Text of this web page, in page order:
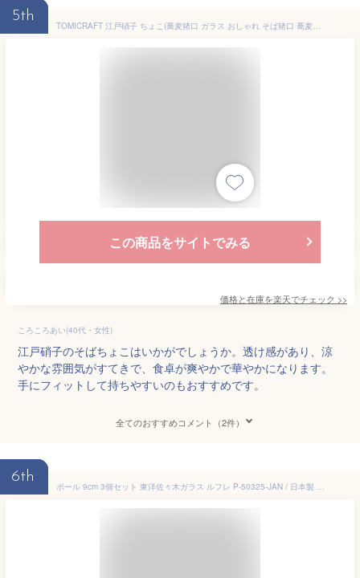
5th
TOMICRAFT 江戸硝子 ちょこ(蕎麦猪口 ガラス おしゃれ そば猪口 蕎麦ちょこ 冷茶 和食器 かわいい ガラスボウル お猪口 おちょこ 食器 夏 そうめん 小鉢 ガラス食器 フリーカップ 日本製)
この商品をサイトでみる
価格と在庫を楽天でチェック >>
ころころあい(40代・女性)
江戸硝子のそばちょこはいかがでしょうか。透け感があり、涼
やかな雰囲気がすてきで、食卓が爽やかで華やかになります。
手にフィットして持ちやすいのもおすすめです。
全てのおすすめコメント（2件）
6th
ボール 9cm 3個セット 東洋佐々木ガラス ルフレ P-50325-JAN / 日本製 ダイヤ柄 サラダ ボウル 小鉢 ガラス 食器 透明 クリア きれい 家庭用 業務用 プロユース まとめ売り /